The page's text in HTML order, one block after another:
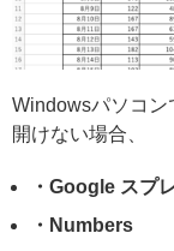
Windowsパソコ
開けない場合、
・Google スプ
・Numbers